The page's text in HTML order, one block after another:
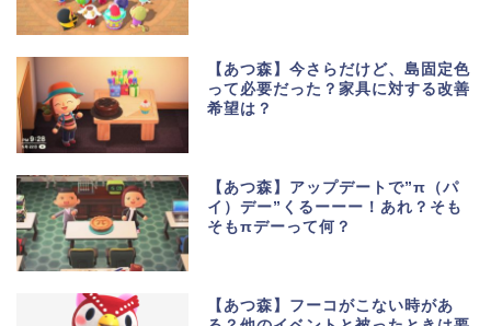
【あつ森】今さらだけど、島固定色
って必要だった？家具に対する改善
希望は？
【あつ森】アップデートで”π（パ
イ）デー”くるーーー！あれ？そも
そもπデーって何？
【あつ森】フーコがこない時があ